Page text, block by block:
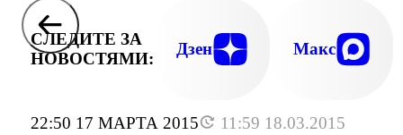
22:50 17 МАРТА 2015
11:59 18.03.2015
СЛЕДИТЕ ЗА
НОВОСТЯМИ:
Дзен Макс